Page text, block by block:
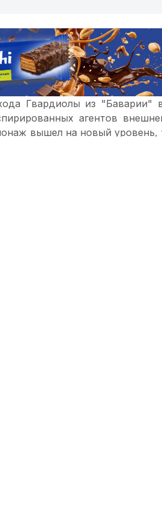
Гвардиолы из "Баварии"
агентов
вышел на новый